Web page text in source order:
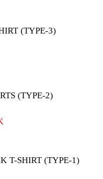
(TYPE-3)
(TYPE-2)
T-SHIRT (TYPE-1)